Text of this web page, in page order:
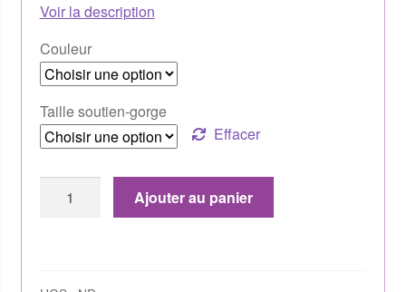
Voir la description
Couleur
Taille soutien-gorge
Effacer
Ajouter au panier